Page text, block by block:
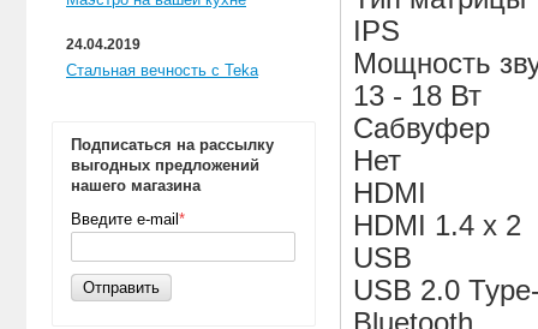
24.04.2019
Стальная вечность с Teka
Подписаться на рассылку
выгодных предложений
нашего магазина
Введите e-mail *
Отправить
IPS
Мощность
13 - 18 Вт
Сабвуфер
Нет
HDMI
HDMI 1.4 х 2
USB
USB 2.0